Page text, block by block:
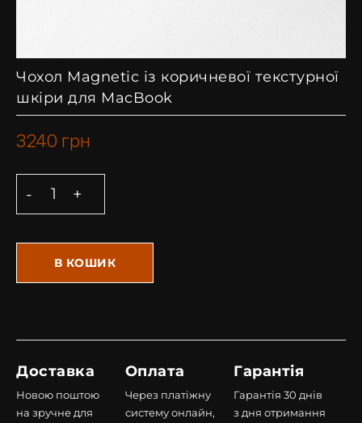
Чохол Magnetic із коричневої текстурної
шкіри для MacBook
3240 грн
В КОШИК
Доставка
Новою поштою
на зручне для
Оплата
Через платіжну
систему онлайн,
Гарантія
Гарантія 30 днів
з дня отримання